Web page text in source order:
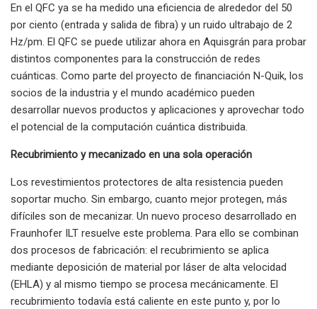
En el QFC ya se ha medido una eficiencia de alrededor del 50
por ciento (entrada y salida de fibra) y un ruido ultrabajo de 2
Hz/pm. El QFC se puede utilizar ahora en Aquisgrán para probar
distintos componentes para la construcción de redes
cuánticas. Como parte del proyecto de financiación N-Quik, los
socios de la industria y el mundo académico pueden
desarrollar nuevos productos y aplicaciones y aprovechar todo
el potencial de la computación cuántica distribuida.
Recubrimiento y mecanizado en una sola operación
Los revestimientos protectores de alta resistencia pueden
soportar mucho. Sin embargo, cuanto mejor protegen, más
difíciles son de mecanizar. Un nuevo proceso desarrollado en
Fraunhofer ILT resuelve este problema. Para ello se combinan
dos procesos de fabricación: el recubrimiento se aplica
mediante deposición de material por láser de alta velocidad
(EHLA) y al mismo tiempo se procesa mecánicamente. El
recubrimiento todavía está caliente en este punto y, por lo